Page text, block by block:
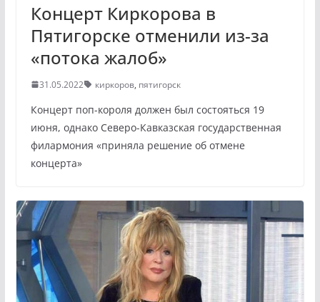
Концерт Киркорова в
Пятигорске отменили из-за
«потока жалоб»
31.05.2022 киркоров, пятигорск
Концерт поп-короля должен был состояться 19
июня, однако Северо-Кавказская государственная
филармония «приняла решение об отмене
концерта»